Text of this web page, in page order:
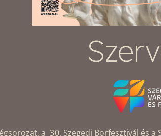
a 30. Szegedi Borfesztivál és